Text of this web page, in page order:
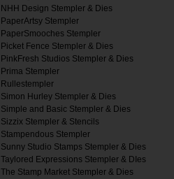
NHH Design Stempler & Dies
PaperArtsy Stempler
PaperSmooches Stempler
Picket Fence Stempler & Dies
PinkFresh Studios Stempler & Dies
Prima Stempler
Rullestempler
Simon Hurley Stempler & Dies
Simple and Basic Stempler & Dies
Sizzix Stempler & Stencils
Stampendous Stempler
Sunny Studio Stamps Stempler & Dies
Taylored Expressions Stempler & DIes
The Stamp Market Stempler & Dies